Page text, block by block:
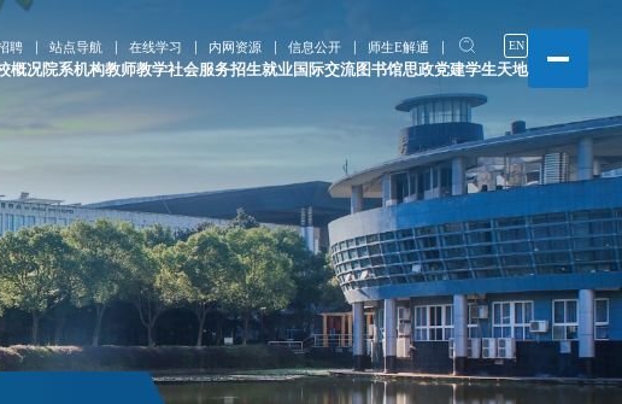
聘 站点导航 在线学习 内网资源 信息公开 师生E解通 EN
概况院系机构教师教学社会服务招生就业国际交流图书馆思政党建学生天地